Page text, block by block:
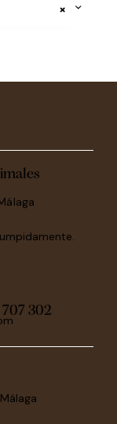
×
302